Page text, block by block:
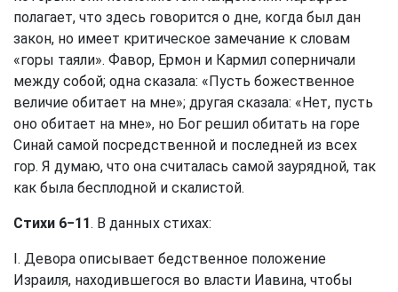
полагает, что здесь говорится о дне, когда был дан
закон, но имеет критическое замечание к словам
«горы таяли». Фавор, Ермон и Кармил соперничали
между собой; одна сказала: «Пусть божественное
величие обитает на мне»; другая сказала: «Нет, пусть
оно обитает на мне», но Бог решил обитать на горе
Синай самой посредственной и последней из всех
гор. Я думаю, что она считалась самой заурядной, так
как была бесплодной и скалистой.
Стихи 6−11. В данных стихах:
I. Девора описывает бедственное положение
Израиля, находившегося во власти Иавина, чтобы